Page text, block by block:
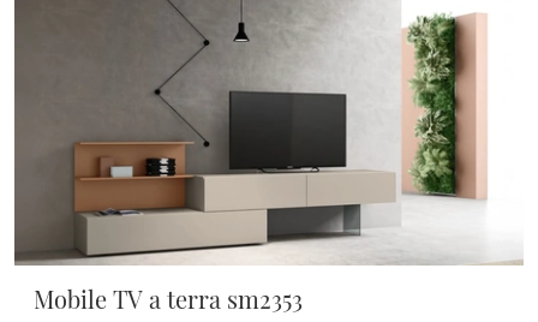
Mobile TV a terra sm2353